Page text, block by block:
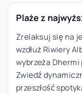
Plaże z
Zrelaksuj się na
wzdłuż Riwiery
wybrzeża Dhermi
Zwiedź
przeszłość